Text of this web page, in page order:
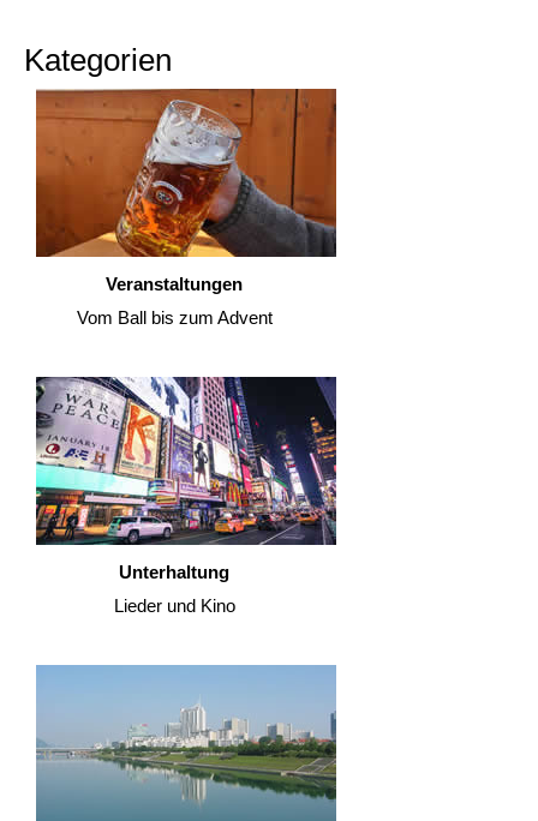
Kategorien
Veranstaltungen
Vom Ball bis zum Advent
Unterhaltung
Lieder und Kino